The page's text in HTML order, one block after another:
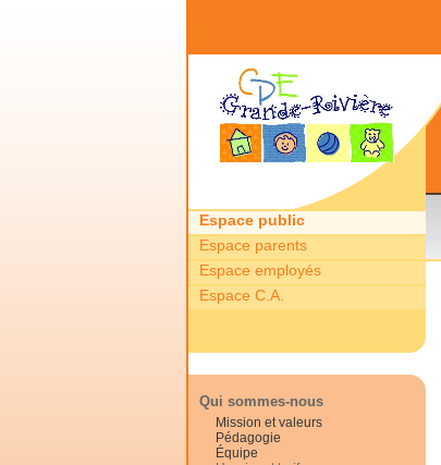
Espace public
Espace parents
Espace employés
Espace C.A.
Qui sommes-nous
Mission et valeurs
Pédagogie
Équipe